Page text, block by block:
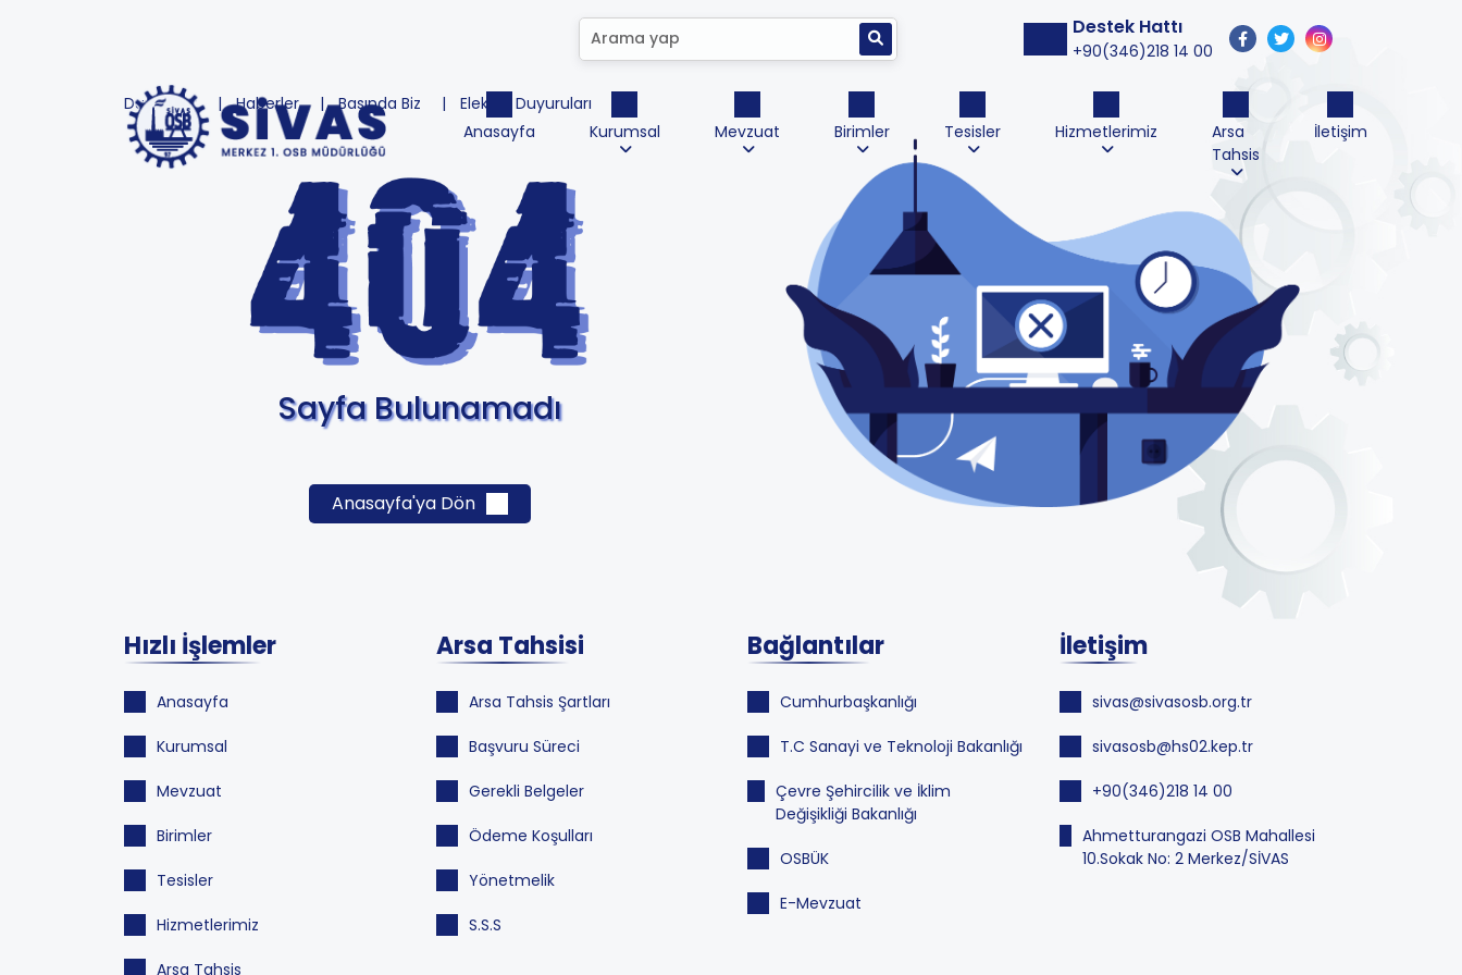
Destek Hattı
+90(346)218 14 00
Duyurular Haberler Basında Biz
Elektrik Duyuruları
Anasayfa
Kurumsal Mevzuat Birimler Tesisler Hizmetlerimiz
Arsa
Tahsis
İletişim
Sayfa Bulunamadı
Anasayfa'ya Dön
Hızlı İşlemler
Anasayfa
Kurumsal
Mevzuat
Birimler
Tesisler
Hizmetlerimiz
Arsa Tahsis
Arsa Tahsisi
Arsa Tahsis Şartları
Başvuru Süreci
Gerekli Belgeler
Ödeme Koşulları
Yönetmelik
S.S.S
Bağlantılar
Cumhurbaşkanlığı
T.C Sanayi ve Teknoloji Bakanlığı
Çevre Şehircilik ve İklim
Değişikliği Bakanlığı
OSBÜK
E-Mevzuat
İletişim
sivas@sivasosb.org.tr
sivasosb@hs02.kep.tr
+90(346)218 14 00
Ahmetturangazi OSB Mahallesi
10.Sokak No: 2 Merkez/SİVAS